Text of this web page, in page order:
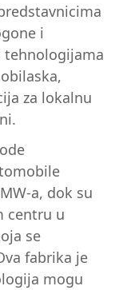
i
tehnologijama
za lokalnu
a, dok su
centru u
se
fabrika je
mogu